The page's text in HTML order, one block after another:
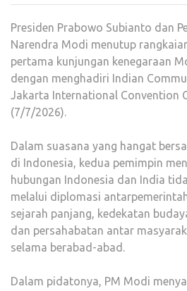
Presiden Prabowo Subianto dan
Narendra Modi menutup
pertama kunjungan kenegaraan
dengan menghadiri Indian
Jakarta International Convention
(7/7/2026).
Dalam suasana yang hangat
di Indonesia, kedua pemimpin
hubungan Indonesia dan India
melalui diplomasi
sejarah panjang, kedekatan
dan persahabatan antar
selama berabad-abad.
Dalam pidatonya, PM Modi